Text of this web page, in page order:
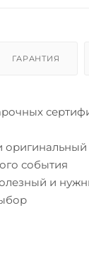
ГАРАНТИЯ
события
и